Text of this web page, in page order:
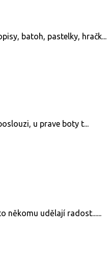
batoh, pastelky, hračk...
u prave boty t...
někomu udělají radost......